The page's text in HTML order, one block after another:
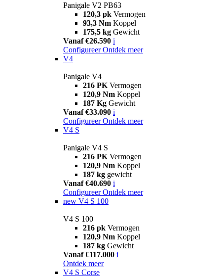
Panigale V2 PB63
120,3 pk Vermogen
93,3 Nm Koppel
175,5 kg Gewicht
Vanaf €26.590 i
Configureer Ontdek meer
V4
Panigale V4
216 PK Vermogen
120,9 Nm Koppel
187 Kg Gewicht
Vanaf €33.090 i
Configureer Ontdek meer
V4 S
Panigale V4 S
216 PK Vermogen
120,9 Nm Koppel
187 kg gewicht
Vanaf €40.690 i
Configureer Ontdek meer
new V4 S 100
V4 S 100
216 pk Vermogen
120,9 Nm Koppel
187 kg Gewicht
Vanaf €117.000 i
Ontdek meer
V4 S Corse